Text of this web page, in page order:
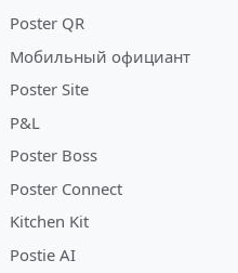
Poster QR
Мобильный официант
Poster Site
P&L
Poster Boss
Poster Connect
Kitchen Kit
Postie AI